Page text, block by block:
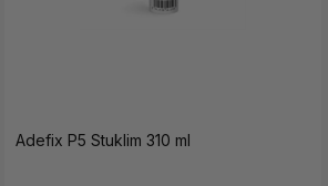
Adefix P5 Stuklim 310 ml